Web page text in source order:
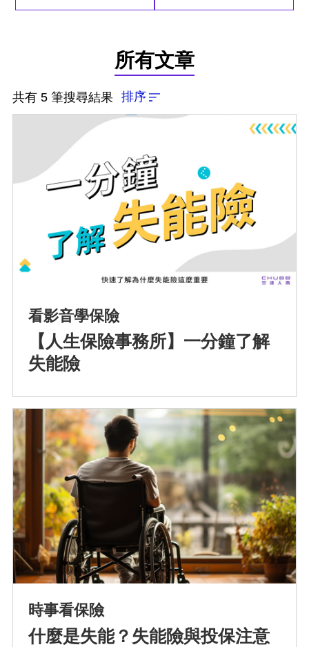
所有文章
共有 5 筆搜尋結果 排序
看影音學保險
【人生保險事務所】一分鐘了解
失能險
時事看保險
什麼是失能？失能險與投保注意
排序
依近一個月熱門度
依上架時間新至舊